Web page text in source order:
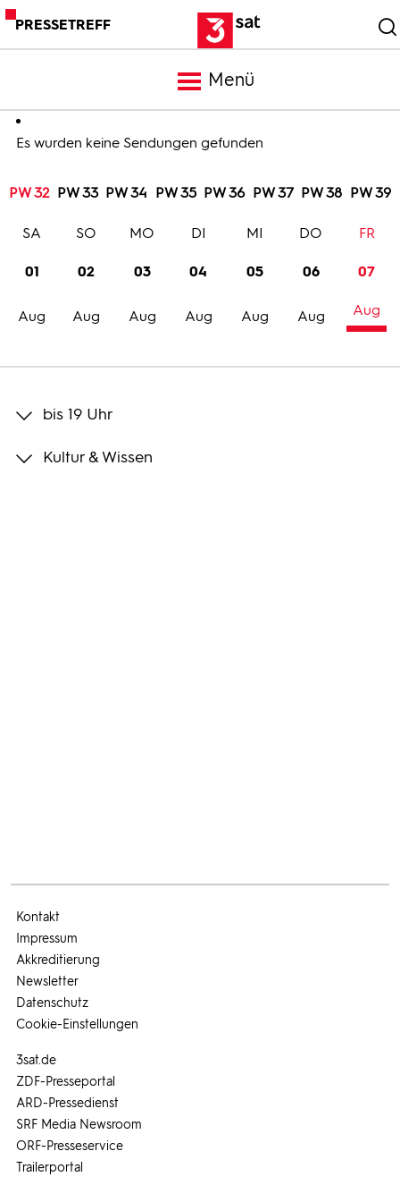
PRESSETREFF
Menü
Meldungen
Programm
Trailer
Bilder
Es wurden keine Sendungen gefunden
PW 32 PW 33 PW 34 PW 35 PW 36 PW 37 PW 38 PW 39
01
Aug
SA
02
Aug
SO
03
Aug
MO
04
Aug
DI
05
Aug
MI
06
Aug
DO
07
Aug
FR
bis 19 Uhr
Kultur & Wissen
3sat.de
ZDF-Presseportal
ARD-Pressedienst
SRF Media Newsroom
ORF-Presseservice
Trailerportal
Kontakt
Impressum
Akkreditierung
Newsletter
Datenschutz
Cookie-Einstellungen